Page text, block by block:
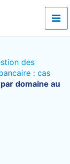
des
: cas
domaine au